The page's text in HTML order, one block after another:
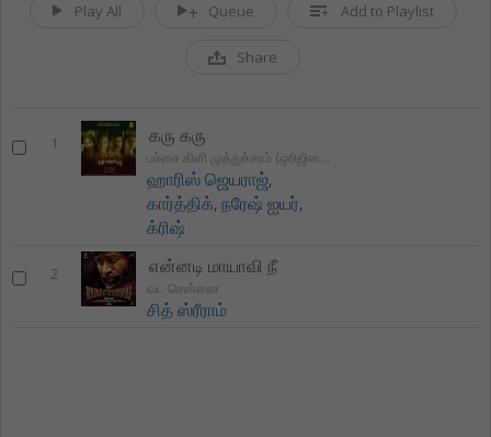
Play All Queue Add to Playlist
Share
1 கரு கரு
பச்சை கிளி முத்துச்சரம் (ஒரிஜினல் மோஷன் பிசித்தூர்
ஹாரிஸ் ஜெயராஜ்,
கார்த்திக்,நரேஷ் ஐயர்,
க்ரிஷ்
2 என்னடி மாயாவி நீ
வட சென்னை
சித் ஸ்ரீராம்